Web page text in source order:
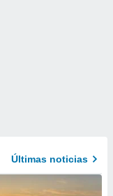
Últimas noticias